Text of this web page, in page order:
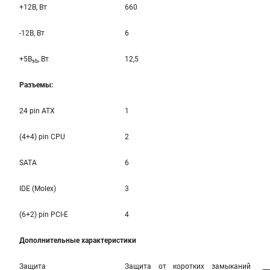
+12B, Вт 660
-12B, Вт 6
+5Bsb, Вт 12,5
Разъемы:
24 pin ATX 1
(4+4) pin CPU 2
SATA 6
IDE (Molex) 3
(6+2) pin PCI-E 4
Дополнительные характеристики
Защита Защита от коротких замыканий